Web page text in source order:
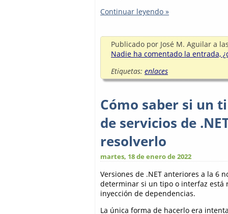
Continuar leyendo »
Publicado por José M. Aguilar a
Nadie ha comentado la entrada,
Etiquetas: enlaces
Cómo saber si un
de servicios de
resolverlo
martes, 18 de enero de 2022
Versiones de .NET anteriores a la 6
determinar si un tipo o interfaz está
inyección de dependencias.
La única forma de hacerlo era